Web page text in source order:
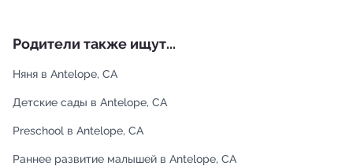
Родители также ищут...
Няня в Antelope, CA
Детские сады в Antelope, CA
Preschool в Antelope, CA
Раннее развитие малышей в Antelope, CA